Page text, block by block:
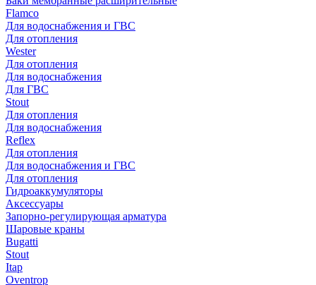
Flamco
Для водоснабжения и ГВС
Для отопления
Wester
Для отопления
Для водоснабжения
Для ГВС
Stout
Для отопления
Для водоснабжения
Reflex
Для отопления
Для водоснабжения и ГВС
Для отопления
Гидроаккумуляторы
Аксессуары
Запорно-регулирующая арматура
Шаровые краны
Bugatti
Stout
Itap
Oventrop